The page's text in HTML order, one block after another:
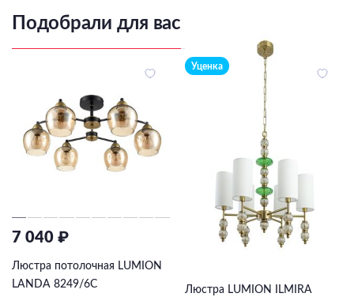
Подобрали для вас
7 040 ₽
Люстра потолочная LUMION
LANDA 8249/6C
Уценка
Люстра LUMION ILMIRA